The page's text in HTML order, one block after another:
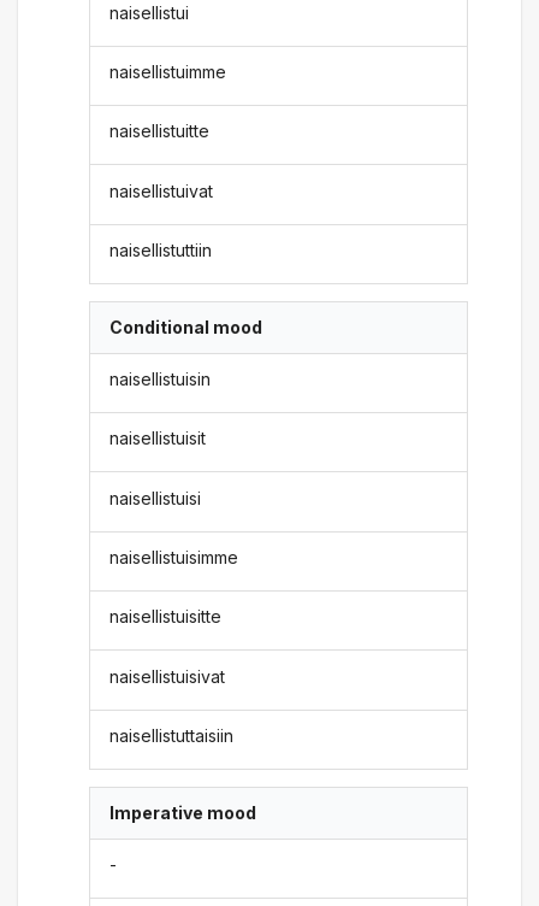
naisellistui
naisellistuimme
naisellistuitte
naisellistuivat
naisellistuttiin
Conditional mood
naisellistuisin
naisellistuisit
naisellistuisi
naisellistuisimme
naisellistuisitte
naisellistuisivat
naisellistuttaisiin
Imperative mood
-